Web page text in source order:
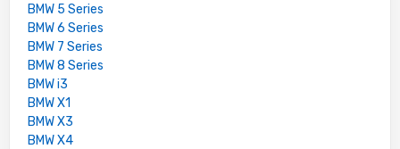
BMW 5 Series
BMW 6 Series
BMW 7 Series
BMW 8 Series
BMW i3
BMW X1
BMW X3
BMW X4